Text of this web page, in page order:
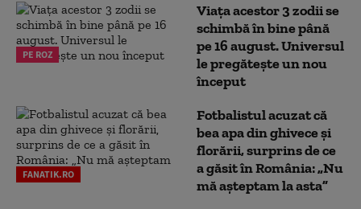
PE ROZ
Viața acestor 3 zodii se
schimbă în bine până
pe 16 august. Universul
le pregătește un nou
început
FANATIK.RO
Fotbalistul acuzat că
bea apa din ghivece și
florării, surprins de ce
a găsit în România: „Nu
mă așteptam la asta”